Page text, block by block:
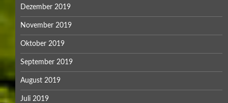
Dezember 2019
November 2019
Oktober 2019
September 2019
August 2019
Juli 2019